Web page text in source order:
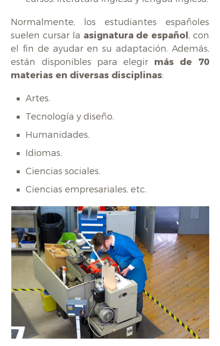
Normalmente, los estudiantes españoles
suelen cursar la asignatura de español , con
el fin de ayudar en su adaptación. Además,
están disponibles para elegir más de 70
materias en diversas disciplinas:
Artes.
Tecnología y diseño.
Humanidades.
Idiomas.
Ciencias sociales.
Ciencias empresariales, etc.